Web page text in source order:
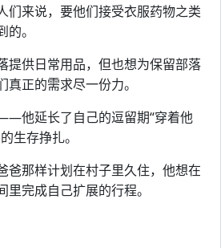
们来说，要他们接受衣服药物之类
。
提供日常用品，但也想为保留部落
正的需求尽一份力。
他延长了自己的逗留期“穿着他
生存挣扎。
爸那样计划在村子里久住，他想在
完成自己扩展的行程。